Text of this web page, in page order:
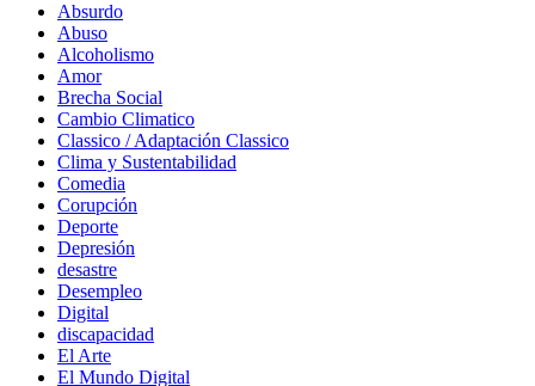
Absurdo
Abuso
Alcoholismo
Amor
Brecha Social
Cambio Climatico
Classico / Adaptación Classico
Clima y Sustentabilidad
Comedia
Corupción
Deporte
Depresión
desastre
Desempleo
Digital
discapacidad
El Arte
El Mundo Digital